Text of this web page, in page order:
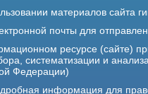
материалов сайта
почты для
ресурсе (сайте)
систематизации и
Федерации)
информация для